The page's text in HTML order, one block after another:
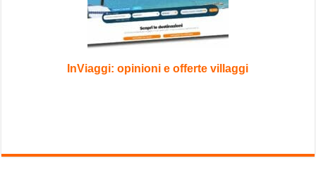
InViaggi: opinioni e offerte villaggi